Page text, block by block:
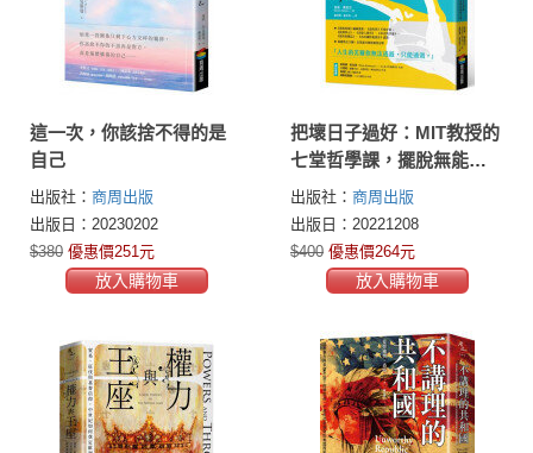
這一次，你該捨不得的是
自己
出版社： 商周出版
出版日：20230202
$380 優惠價251元
放入購物車
把壞日子過好：MIT教授的
七堂哲學課，擺脫無能為
力，找到前進的力量
出版社： 商周出版
出版日：20221208
$400 優惠價264元
放入購物車